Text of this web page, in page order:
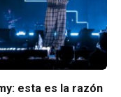
esta es la razón